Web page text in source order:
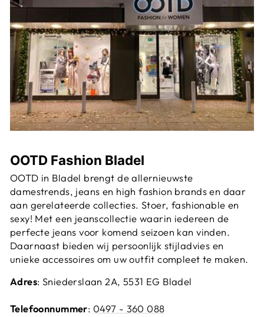
OOTD Fashion Bladel
OOTD in Bladel brengt de allernieuwste
damestrends, jeans en high fashion brands en daar
aan gerelateerde collecties. Stoer, fashionable en
sexy! Met een jeanscollectie waarin iedereen de
perfecte jeans voor komend seizoen kan vinden.
Daarnaast bieden wij persoonlijk stijladvies en
unieke accessoires om uw outfit compleet te maken.
Adres: Sniederslaan 2A, 5531 EG Bladel
Telefoonnummer: 0497 - 360 088